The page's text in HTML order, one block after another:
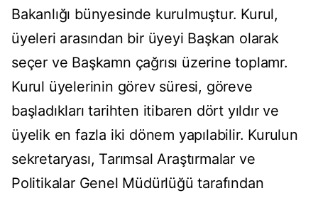
Bakanlığı bünyesinde kurulmuştur. Kurul,
üyeleri arasından bir üyeyi Başkan olarak
seçer ve Başkamn çağrısı üzerine toplamr.
Kurul üyelerinin görev süresi, göreve
başladıkları tarihten itibaren dört yıldır ve
üyelik en fazla iki dönem yapılabilir. Kurulun
sekretaryası, Tarımsal Araştırmalar ve
Politikalar Genel Müdürlüğü tarafından